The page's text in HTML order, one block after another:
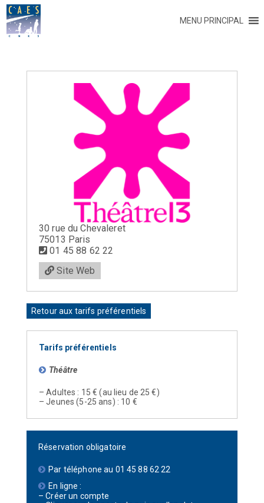
MENU PRINCIPAL
30 rue du Chevaleret
75013 Paris
01 45 88 62 22
Site Web
Retour aux tarifs préférentiels
Tarifs préférentiels
Théâtre
– Adultes : 15 € (au lieu de 25 €)
– Jeunes (5-25 ans) : 10 €
Réservation obligatoire
Par téléphone au 01 45 88 62 22
En ligne :
– Créer un compte